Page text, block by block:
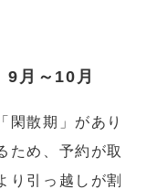
9月～10月
閑散期」があり
ため、予約が取
り引っ越しが割